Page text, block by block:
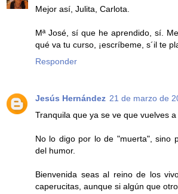
Mejor así, Julita, Carlota.
Mª José, sí que he aprendido, sí.
qué va tu curso, ¡escríbeme, s´il te
Responder
Jesús Hernández 21 de marzo de
Tranquila que ya se ve que vuelves a
No lo digo por lo de "muerta", sino
del humor.
Bienvenida seas al reino de los
caperucitas, aunque si algún que otro